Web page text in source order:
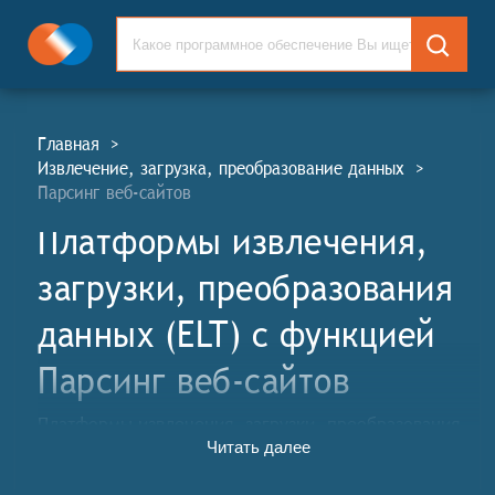
Главная >
Извлечение, загрузка, преобразование данных
>
Парсинг веб-сайтов
Платформы извлечения,
загрузки, преобразования
данных (ELT) c функцией
Парсинг веб-сайтов
данных (ИПЗ, англ. Extract, Transform, Load, ELT)
Читать далее